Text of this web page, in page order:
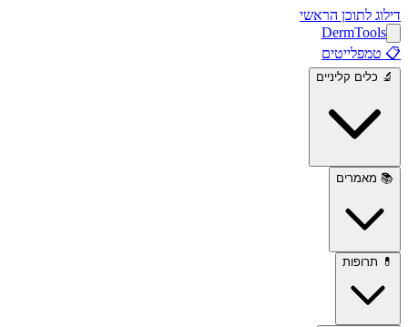
דילוג לתוכן הראשי
DermTools
📋 טמפלייטים
🔬 כלים קליניים
📚 מאמרים
💊 תרופות